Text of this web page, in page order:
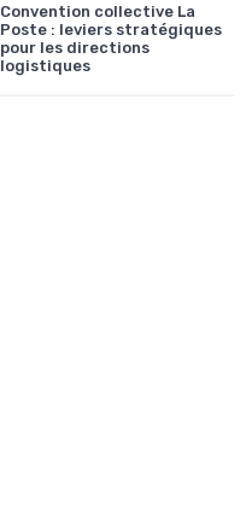
Convention collective La
Poste : leviers stratégiques
pour les directions
logistiques